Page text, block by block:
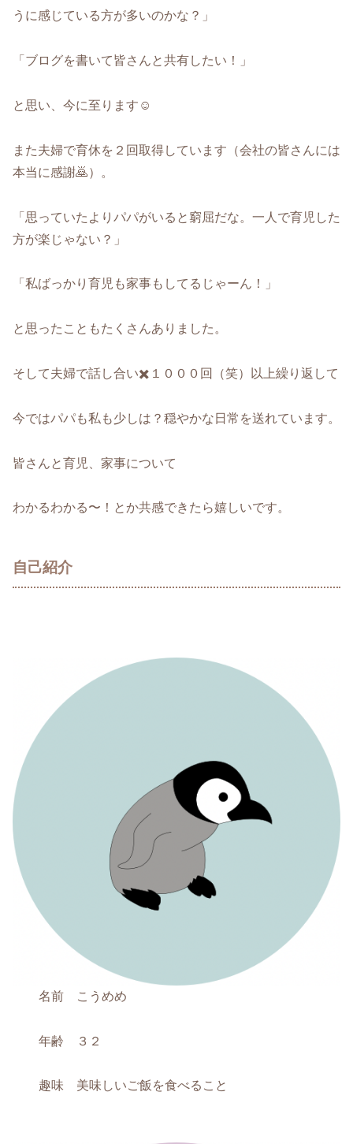
うに感じている方が多いのかな？」
「ブログを書いて皆さんと共有したい！」
と思い、今に至ります☺️
また夫婦で育休を２回取得しています（会社の皆さんには
本当に感謝🙇）。
「思っていたよりパパがいると窮屈だな。一人で育児した
方が楽じゃない？」
「私ばっかり育児も家事もしてるじゃーん！」
と思ったこともたくさんありました。
そして夫婦で話し合い✖️１０００回（笑）以上繰り返して
今ではパパも私も少しは？穏やかな日常を送れています。
皆さんと育児、家事について
わかるわかる〜！とか共感できたら嬉しいです。
自己紹介
名前 こうめめ
年齢 ３２
趣味 美味しいご飯を食べること